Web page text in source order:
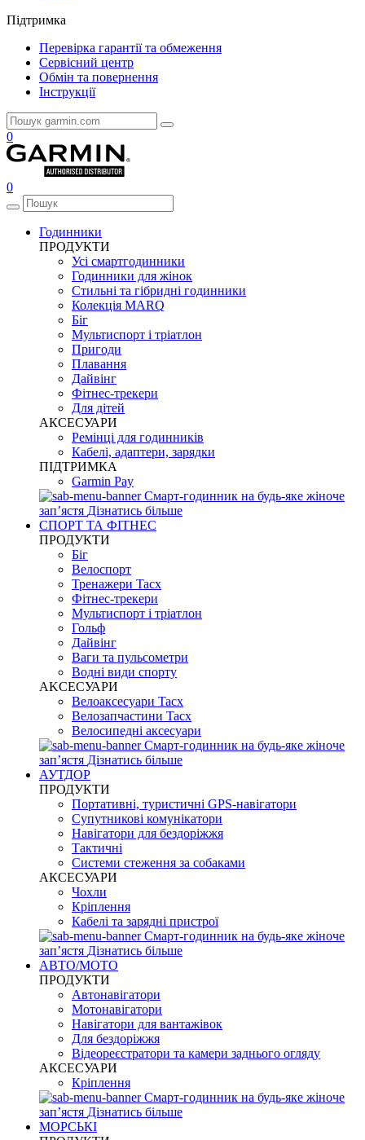
Підтримка
Перевірка гарантії та обмеження
Сервісний центр
Обмін та повернення
Інструкції
0
0
Годинники
ПРОДУКТИ
Усі смартгодинники
Годинники для жінок
Стильні та гібридні годинники
Колекція MARQ
Біг
Мультиспорт і тріатлон
Пригоди
Плавання
Дайвінг
Фітнес-трекери
Для дітей
АКСЕСУАРИ
Ремінці для годинників
Кабелі, адаптери, зарядки
ПІДТРИМКА
Garmin Pay
Смарт-годинник на будь-яке жіноче
запʼястя Дізнатись більше
СПОРТ ТА ФІТНЕС
ПРОДУКТИ
Біг
Велоспорт
Тренажери Tacx
Фітнес-трекери
Мультиспорт і тріатлон
Гольф
Дайвінг
Ваги та пульсометри
Водні види спорту
AKCЕСУАРИ
Велоаксесуари Tacx
Велозапчастини Tacx
Велосипедні аксесуари
Смарт-годинник на будь-яке жіноче
запʼястя Дізнатись більше
АУТДОР
ПРОДУКТИ
Портативні, туристичні GPS-навігатори
Супутникові комунікатори
Навігатори для бездоріжжя
Тактичні
Системи стеження за собаками
АКСЕСУАРИ
Чохли
Кріплення
Кабелі та зарядні пристрої
Смарт-годинник на будь-яке жіноче
запʼястя Дізнатись більше
АВТО/МОТО
ПРОДУКТИ
Автонавігатори
Мотонавігатори
Навігатори для вантажівок
Для бездоріжжя
Відеореєстратори та камери заднього огляду
АКСЕСУАРИ
Кріплення
Смарт-годинник на будь-яке жіноче
запʼястя Дізнатись більше
МОРСЬКІ